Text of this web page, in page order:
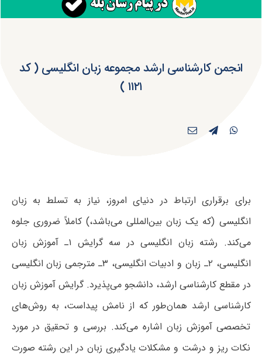
انجمن کارشناسی ارشد مجموعه زبان انگلیسی ( کد
۱۱۲۱ )
برای برقراری ارتباط در دنیای امروز، نیاز به تسلط به زبان
انگلیسی (که یک زبان بین‌المللی می‌باشد،) کاملاً ضروری جلوه
می‌کند. رشته زبان انگلیسی در سه گرایش ۱ـ آموزش زبان
انگلیسی، ۲ـ زبان و ادبیات انگلیسی، ۳ـ مترجمی زبان انگلیسی
در مقطع کارشناسی ارشد، دانشجو می‌پذیرد. گرایش آموزش زبان
کارشناسی ارشد همان‌طور که از نامش پیداست، به روش‌های
تخصصی آموزش زبان اشاره می‌کند. بررسی و تحقیق در مورد
نکات ریز و درشت و مشکلات یادگیری زبان در این رشته صورت